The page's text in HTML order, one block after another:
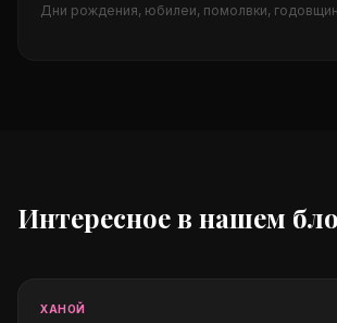
Дни рождения, юбилеи, помолвки,
Интересное в нашем
ХАНОЙ